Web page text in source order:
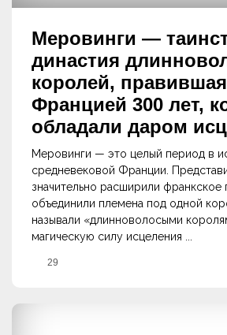
Меровинги —
династия
королей, правившая
Францией 300 лет,
обладали даром
Меровинги — это целый период в
средневековой Франции.
значительно расширили франкское
объединили племена под одной
называли «длинноволосыми
магическую силу исцеления ...
29